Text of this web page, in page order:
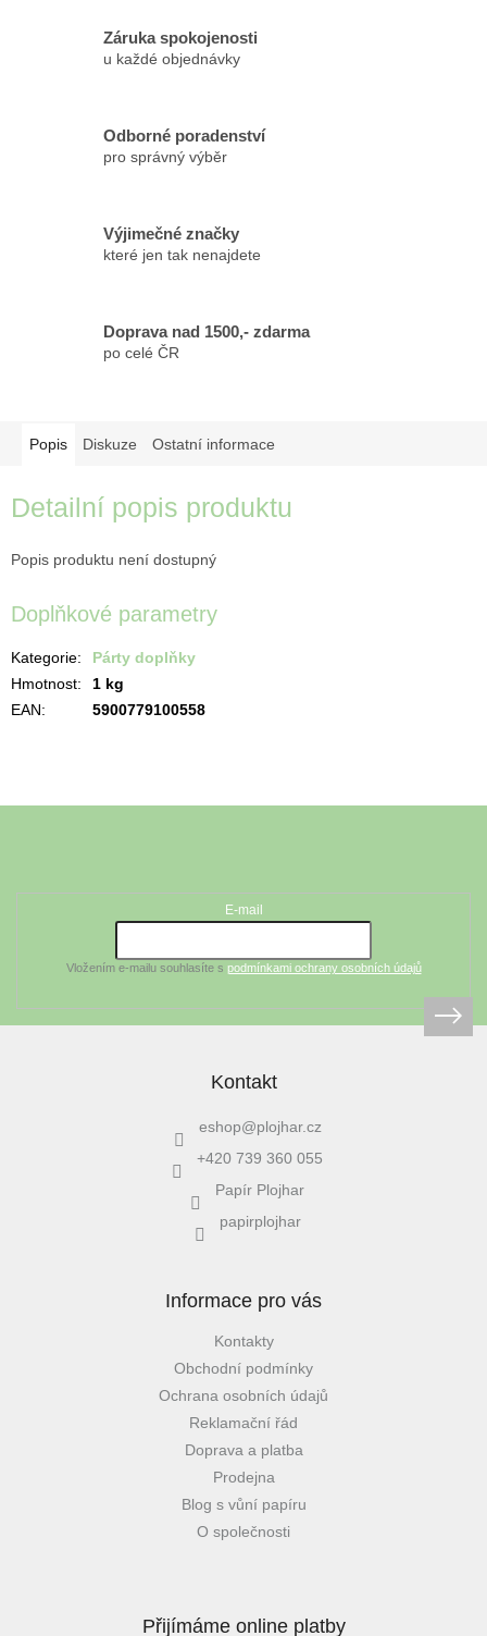
Záruka spokojenosti
u každé objednávky
Odborné poradenství
pro správný výběr
Výjimečné značky
které jen tak nenajdete
Doprava nad 1500,- zdarma
po celé ČR
Popis Diskuze Ostatní informace
Detailní popis produktu
Popis produktu není dostupný
Doplňkové parametry
Kategorie:
Párty doplňky
Hmotnost:
1 kg
EAN: 5900779100558
E-mail
Vložením e-mailu souhlasíte s podmínkami ochrany osobních údajů
Kontakt
eshop@plojhar.cz
+420 739 360 055
Papír Plojhar
papirplojhar
Informace pro vás
Kontakty
Obchodní podmínky
Ochrana osobních údajů
Reklamační řád
Doprava a platba
Prodejna
Blog s vůní papíru
O společnosti
Přijímáme online platby